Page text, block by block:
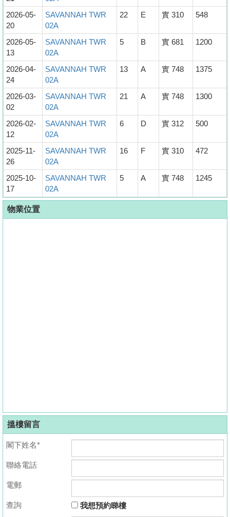
2026-05-
20
SAVANNAH TWR
02A
22 E 實 310 548
2026-05-
13
SAVANNAH TWR
02A
5 B 實 681 1200
2026-04-
24
SAVANNAH TWR
02A
13 A 實 748 1375
2026-03-
02
SAVANNAH TWR
02A
21 A 實 748 1300
2026-02-
12
SAVANNAH TWR
02A
6 D 實 312 500
2025-11-
26
SAVANNAH TWR
02A
16 F 實 310 472
2025-10-
17
SAVANNAH TWR
02A
5 A 實 748 1245
物業位置
搵樓留言
閣下姓名*
聯絡電話
電郵
查詢
我想預約睇樓